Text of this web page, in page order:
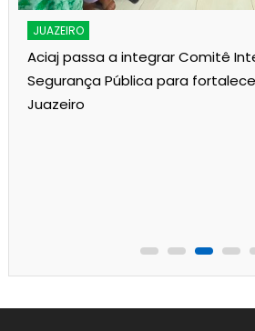
JUAZEIRO
Aciaj passa a integrar Comitê
Segurança Pública para
Juazeiro